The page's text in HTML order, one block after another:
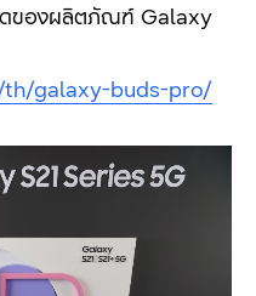
ดของผลิตภัณฑ์ Galaxy
galaxy-buds-pro/